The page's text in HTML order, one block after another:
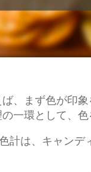
、まず色が印
一環として、
計は、キャン